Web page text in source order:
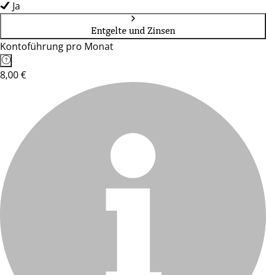
Ja
Entgelte und Zinsen
Kontoführung pro Monat
8,00 €